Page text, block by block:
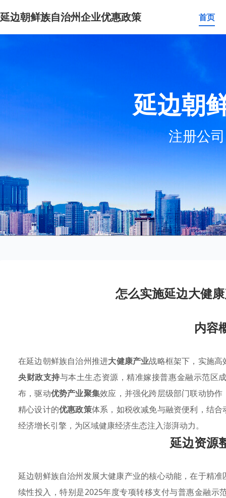
延边朝鲜族自治州企业优惠政策 首页
延边朝
注册公
怎么实施延边大健
内容
在延边朝鲜族自治州推进大健康产业战略框架下，实施高
央财政支持与本土生态资源，精准嫁接普惠金融示范区
布，驱动优势产业聚集效应，并强化跨层级部门联动协作
精心设计的优惠政策体系，如税收减免与融资便利，结合
经济增长引擎，为区域健康经济生态注入澎湃动力。
延边资源
延边朝鲜族自治州发展大健康产业的核心动能，在于精准
续性投入，特别是2025年度专项转移支付与普惠金融